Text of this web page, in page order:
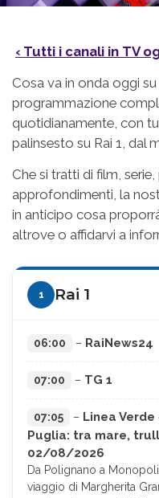
‹ Tutti i canali in TV
Cosa va in onda oggi
programmazione
quotidianamente, con
palinsesto su Rai 1, dal
Che si tratti di film,
approfondimenti, la
in anticipo cosa
altrove o affidarvi a
1 Rai 1
06:00 – RaiNews24
07:00 – TG 1
07:05 – Linea
Puglia: tra mare,
02/08/2026
Da Polignano a
viaggio di Margherita